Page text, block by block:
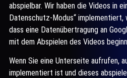
abspielbar. Wir haben die Videos in
Datenschutz-Modus“
dass eine Datenübertragung an
mit dem Abspielen des Videos
Wenn Sie eine Unterseite aufrufen,
implementiert ist und dieses